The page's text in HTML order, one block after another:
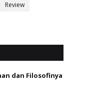
Review
dan Filosofinya